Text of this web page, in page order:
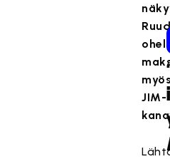
ohella
myös
JIM-